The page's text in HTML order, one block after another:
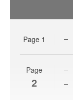
Page 1
Page
2